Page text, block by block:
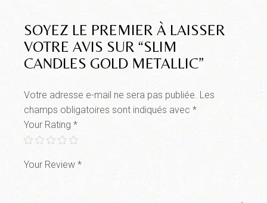
SOYEZ LE PREMIER À LAISSER
VOTRE AVIS SUR “SLIM
CANDLES GOLD METALLIC”
Votre adresse e-mail ne sera pas publiée. Les
champs obligatoires sont indiqués avec*
Your Rating*